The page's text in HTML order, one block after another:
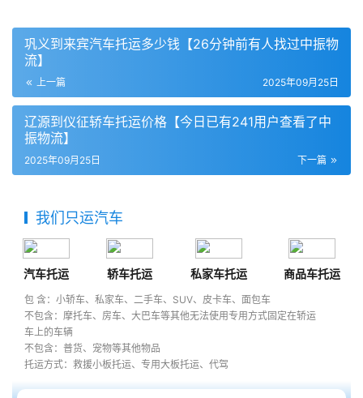
巩义到来宾汽车托运多少钱【26分钟前有人找过中振物
流】
上一篇 2025年09月25日
辽源到仪征轿车托运价格【今日已有241用户查看了中
振物流】
下一篇
2025年09月25日
我们只运汽车
汽车托运 轿车托运 私家车托运 商品车托运
包 含：小轿车、私家车、二手车、SUV、皮卡车、面包车
不包含：摩托车、房车、大巴车等其他无法使用专用方式固定在轿运
车上的车辆
不包含：普货、宠物等其他物品
托运方式：救援小板托运、专用大板托运、代驾